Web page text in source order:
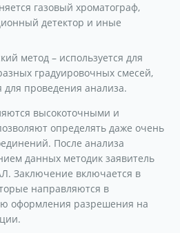
газовый хроматограф,
детектор и иные
метод – используется для
градуировочных смесей,
для проведения анализа.
высокоточными и
определять даже очень
После анализа
данных методик заявитель
Заключение включается в
направляются в
оформления разрешения на